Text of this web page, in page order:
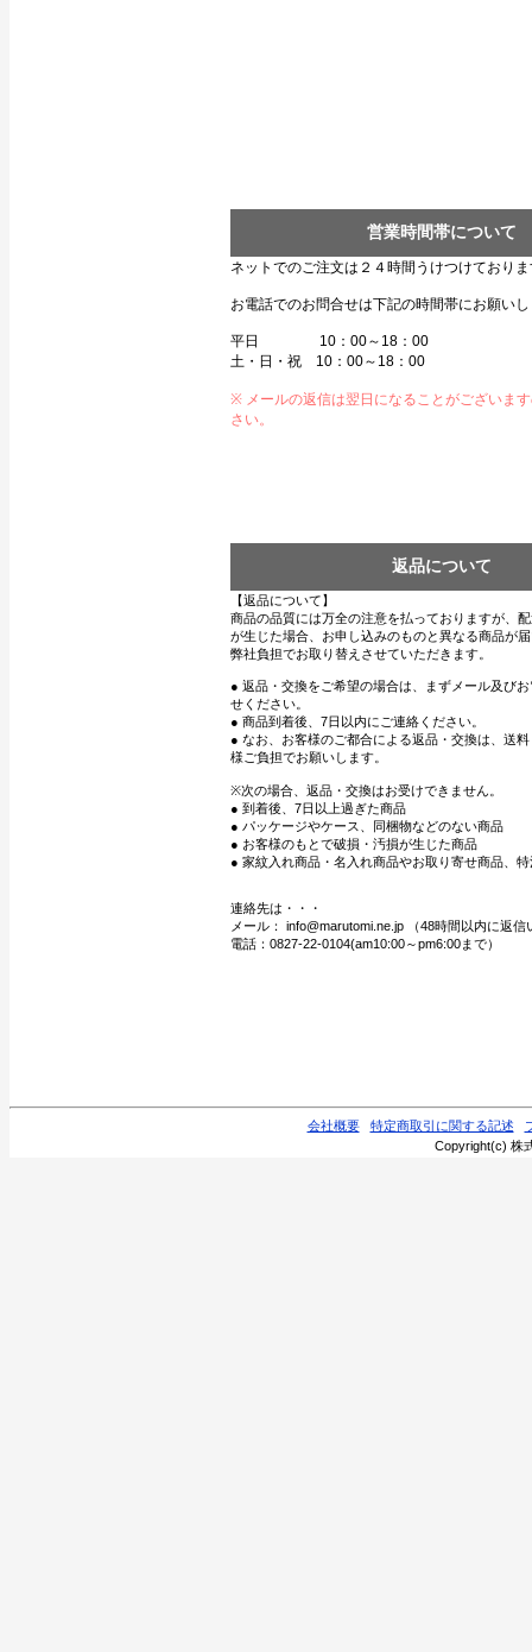
営業時間帯について
ネットでのご注文は２４時間うけつけており
お電話でのお問合せは下記の時間帯にお願い
平日 10：00～18：00
土・日・祝 10：00～18：00
※ メールの返信は翌日になることがございま
さい。
返品について
【返品について】
商品の品質には万全の注意を払っておりますが、
が生じた場合、お申し込みのものと異なる商品が
弊社負担でお取り替えさせていただきます。
● 返品・交換をご希望の場合は、まずメール及び
せください。
● 商品到着後、7日以内にご連絡ください。
● なお、お客様のご都合による返品・交換は、送
様ご負担でお願いします。
※次の場合、返品・交換はお受けできません。
● 到着後、7日以上過ぎた商品
● パッケージやケース、同梱物などのない商品
● お客様のもとで破損・汚損が生じた商品
● 家紋入れ商品・名入れ商品やお取り寄せ商品、
連絡先は・・・
メール： info@marutomi.ne.jp （48時間以内に返信
電話：0827-22-0104(am10:00～pm6:00まで）
会社概要 特定商取引に関する記述
Copyright(c) 株